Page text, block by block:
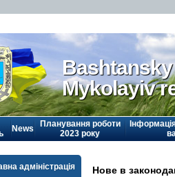
Mykolayiv
News
Планування роботи
2023 року
адміністрація Нове в